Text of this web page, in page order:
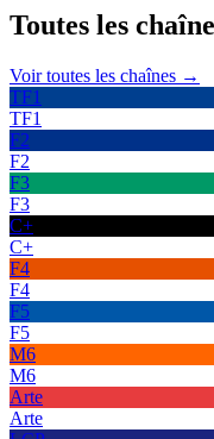
Toutes les
Voir toutes les chaînes →
TF1
TF1
F2
F2
F3
F3
C+
C+
F4
F4
F5
F5
M6
M6
Arte
Arte